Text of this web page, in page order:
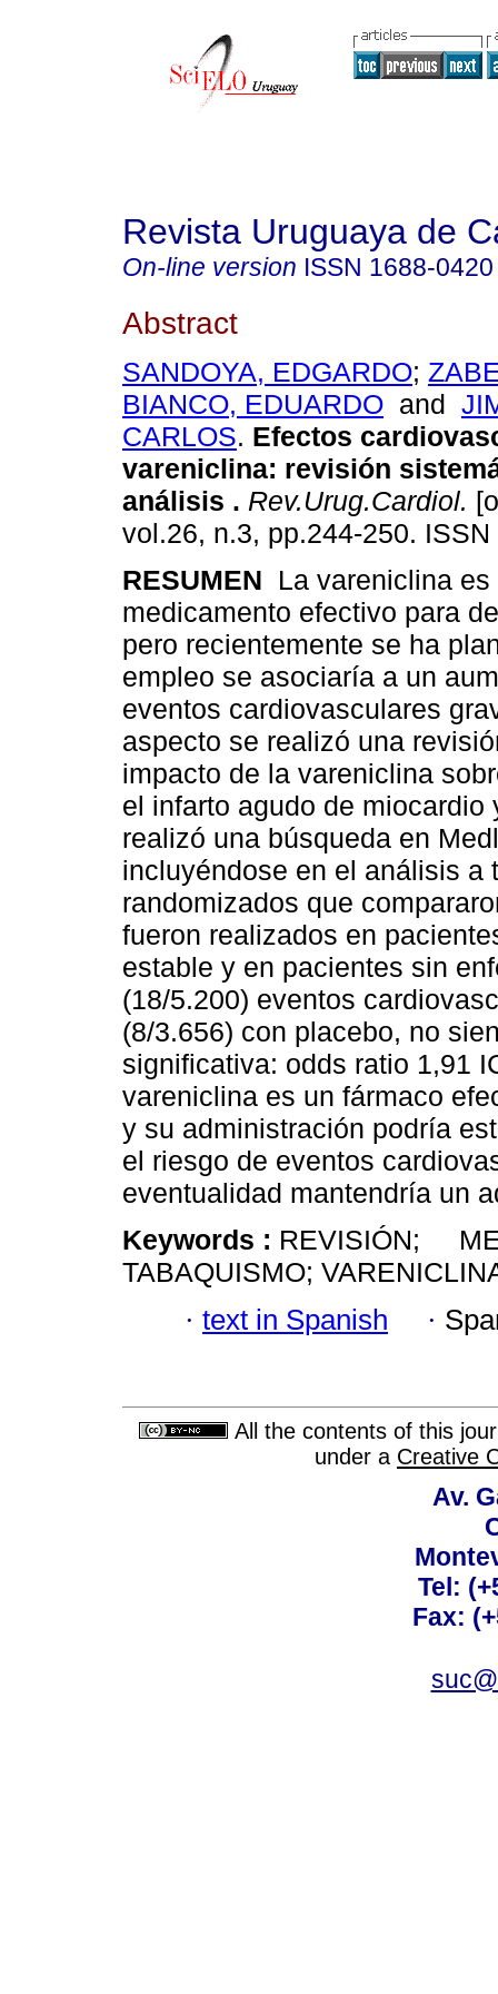
Revista Uruguaya de
On-line version ISSN 1688-0420
Abstract
SANDOYA, EDGARDO;
BIANCO, EDUARDO and
CARLOS. Efectos
vareniclina: revisión
análisis . Rev.Urug.Cardiol.
vol.26, n.3, pp.244-250.
RESUMEN
La vareniclina es
medicamento efectivo para
pero recientemente se ha
empleo se asociaría a un
eventos cardiovasculares
aspecto se realizó una
impacto de la vareniclina
el infarto agudo de
realizó una búsqueda en
incluyéndose en el análisis
randomizados que
fueron realizados en
estable y en pacientes sin
(18/5.200) eventos
(8/3.656) con placebo, no
significativa: odds ratio 1,91
vareniclina es un fármaco
y su administración podría
el riesgo de eventos
eventualidad mantendría un
Keywords : REVISIÓN;
TABAQUISMO;
· text in Spanish ·
All the contents of this
under a Creative
Av.
Tel:
Fax: